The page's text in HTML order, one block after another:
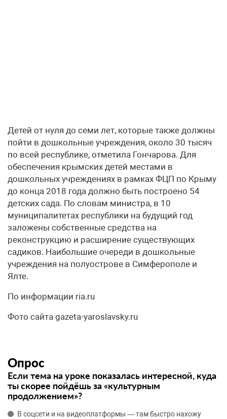
Детей от нуля до семи лет, которые также должны
пойти в дошкольные учреждения, около 30 тысяч
по всей республике, отметила Гончарова. Для
обеспечения крымских детей местами в
дошкольных учреждениях в рамках ФЦП по Крыму
до конца 2018 года должно быть построено 54
детских сада. По словам министра, в 10
муниципалитетах республики на будущий год
заложены собственные средства на
реконструкцию и расширение существующих
садиков. Наибольшие очереди в дошкольные
учреждения на полуострове в Симферополе и
Ялте.
По информации ria.ru
Фото сайта gazeta-yaroslavsky.ru
Опрос
Если тема на уроке показалась интересной, куда
ты скорее пойдёшь за «культурным
продолжением»?
В соцсети и на видеоплатформы — там быстро нахожу